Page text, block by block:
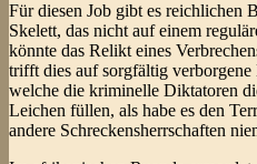
Für diesen Job gibt es reichlichen
Skelett, das nicht auf einem
könnte das Relikt eines
trifft dies auf sorgfältig verborgene
welche die kriminelle Diktatoren
Leichen füllen, als habe es den
andere Schreckensherrschaften